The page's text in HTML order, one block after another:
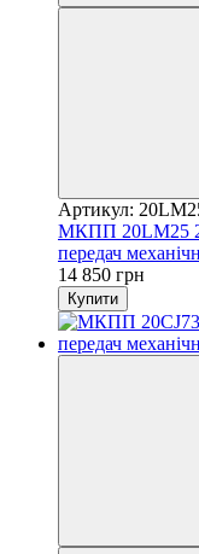
Артикул:
МКПП 20LM25
передач
14 850 грн
Купити